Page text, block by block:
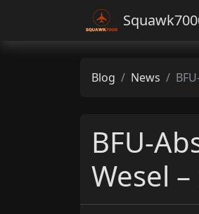
Blog News BFU-
BFU-
Wesel